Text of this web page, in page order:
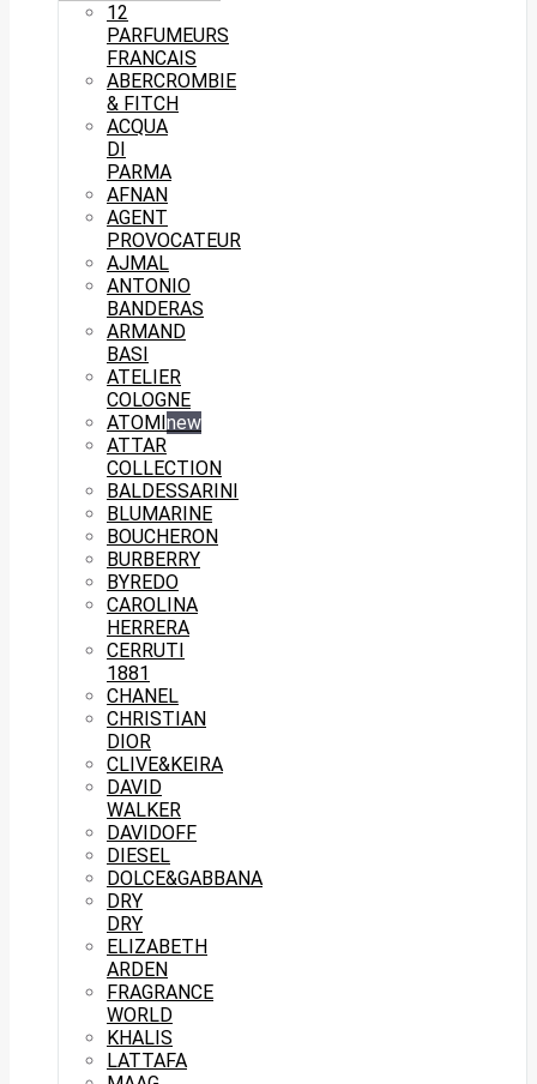
12
PARFUMEURS
FRANCAIS
ABERCROMBIE
& FITCH
ACQUA
DI
PARMA
AFNAN
AGENT
PROVOCATEUR
AJMAL
ANTONIO
BANDERAS
ARMAND
BASI
ATELIER
COLOGNE
ATOMI new
ATTAR
COLLECTION
BALDESSARINI
BLUMARINE
BOUCHERON
BURBERRY
BYREDO
CAROLINA
HERRERA
CERRUTI
1881
CHANEL
CHRISTIAN
DIOR
CLIVE&KEIRA
DAVID
WALKER
DAVIDOFF
DIESEL
DOLCE&GABBANA
DRY
DRY
ELIZABETH
ARDEN
FRAGRANCE
WORLD
KHALIS
LATTAFA